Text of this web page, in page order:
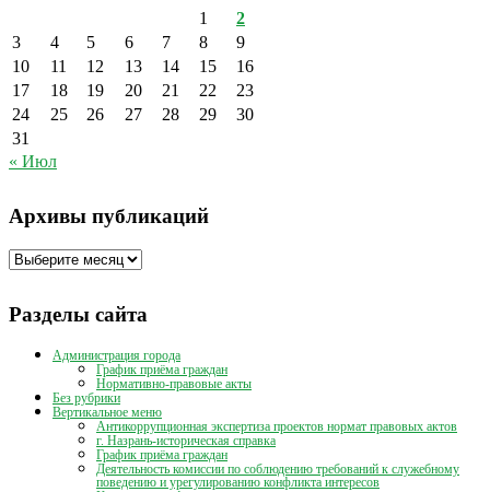
1
2
3
4 5 6 7 8
9
10
11 12 13 14 15
16
17
18 19 20 21 22
23
24
25 26 27 28 29
30
31
« Июл
Архивы публикаций
Архивы
Разделы сайта
Администрация города
График приёма граждан
Нормативно-правовые акты
Без рубрики
Вертикальное меню
Антикоррупционная экспертиза проектов нормат правовых актов
г. Назрань-историческая справка
График приёма граждан
Деятельность комиссии по соблюдению требований к служебному
поведению и урегулированию конфликта интересов